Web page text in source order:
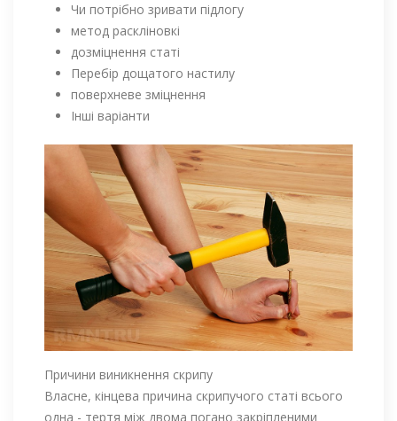
Чи потрібно зривати підлогу
метод раскліновкі
дозміцнення статі
Перебір дощатого настилу
поверхневе зміцнення
Інші варіанти
Причини виникнення скрипу
Власне, кінцева причина скрипучого статі всього
одна - тертя між двома погано закріпленими